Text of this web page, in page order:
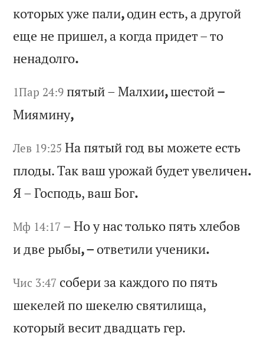
которыхуже пали,один есть, адругой
еще не пришел, а когда придет–то
ненадолго.
1Пар 24:9 пятый–Малхии,шестой–
Миямину,
Лев 19:25 На пятый год выможете есть
плоды.Так вашурожай будетувеличен.
Я–Господь, вашБог.
Мф 14:17 –Ноунастолько пятьхлебов
и дверыбы, – ответилиученики.
Чис 3:47 собери за каждого по пять
шекелей по шекелю святилища,
который веситдвадцать гер.